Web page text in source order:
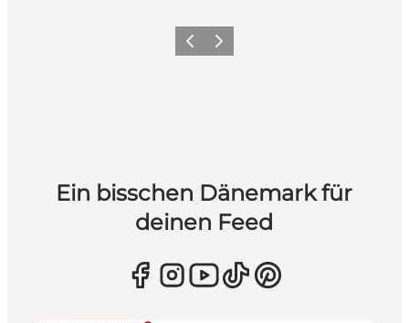
ZurückWeiter
Ein bisschen Dänemark für
deinen Feed